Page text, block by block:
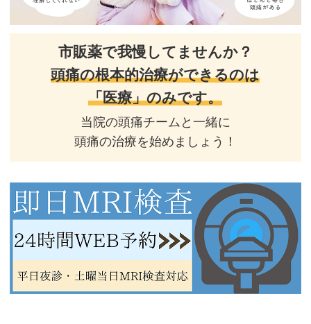
市販薬で我慢してませんか？
頭痛の根本的治療ができるのは
「医療」のみです。
当院の頭痛チームと⼀緒に
頭痛の治療を始めましょう！